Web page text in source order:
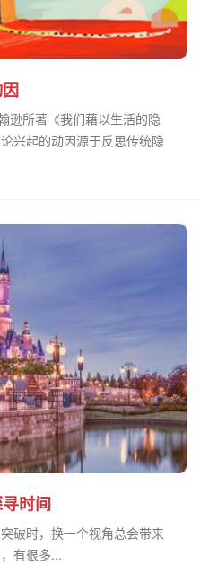
逊所著《我们藉以生活的隐
兴起的动因源于反思传统隐
时间
破时，换一个视角总会带来
有很多...